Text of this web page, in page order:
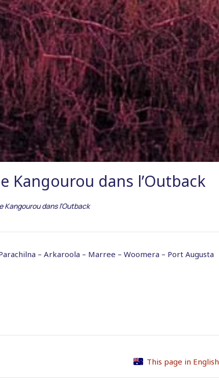
Kangourou dans l’Outback
Kangourou dans l’Outback
– Arkaroola – Marree – Woomera – Port Augusta
This page in English